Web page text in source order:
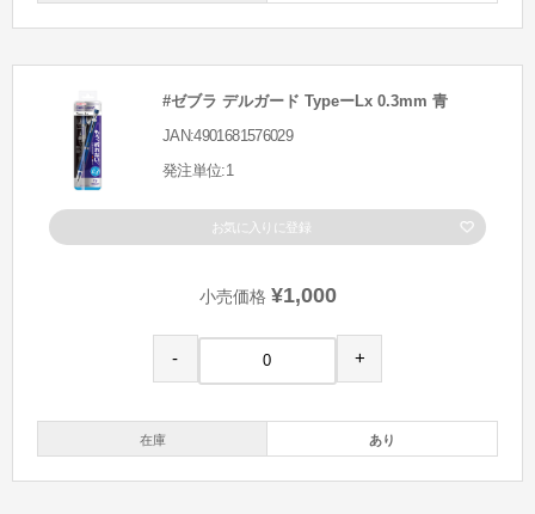
#ゼブラ デルガード TypeーLx 0.3mm 青
JAN:4901681576029
発注単位:1
お気に入りに登録
小売価格 ¥1,000
- +
在庫 あり